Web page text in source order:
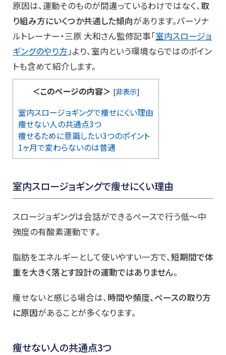
原因は、運動そのものが間違っているわけではなく、取
り組み方にいくつか共通した傾向があります。パーソナ
ルトレーナー・三原 大和さん監修記事「室内スロージョ
ギングのやり方」より、室内という環境ならではのポイン
トも含めて紹介します。
＜このページの内容＞ [非表示]
室内スロージョギングで痩せにくい理由
痩せない人の共通点3つ
痩せるために意識したい3つのポイント
1ヶ月で変わらないのは普通
室内スロージョギングで痩せにくい理由
スロージョギングは会話ができるペースで行う低〜中
強度の有酸素運動です。
脂肪をエネルギーとして使いやすい一方で、短期間で体
重を大きく落とす設計の運動ではありません。
痩せないと感じる場合は、時間や頻度、ペースの取り方
に原因があることが多くなります。
痩せない人の共通点3つ